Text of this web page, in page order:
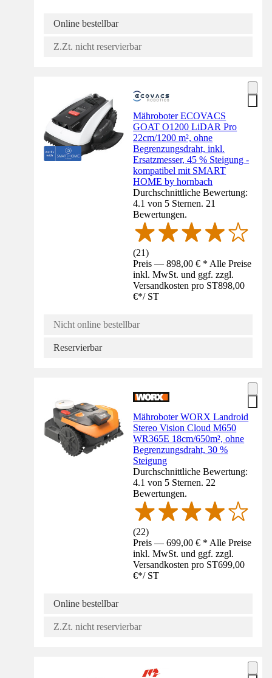
Online bestellbar
Z.Zt. nicht reservierbar
Mähroboter ECOVACS
GOAT O1200 LiDAR Pro
22cm/1200 m², ohne
Begrenzungsdraht, inkl.
Ersatzmesser, 45 % Steigung -
kompatibel mit SMART
HOME by hornbach
Durchschnittliche Bewertung:
4.1 von 5 Sternen. 21
Bewertungen.
(21)
Preis — 898,00 € * Alle Preise
inkl. MwSt. und ggf. zzgl.
Versandkosten pro ST898,00
€*/ ST
Nicht online bestellbar
Reservierbar
Mähroboter WORX Landroid
Stereo Vision Cloud M650
WR365E 18cm/650m², ohne
Begrenzungsdraht, 30 %
Steigung
Durchschnittliche Bewertung:
4.1 von 5 Sternen. 22
Bewertungen.
(22)
Preis — 699,00 € * Alle Preise
inkl. MwSt. und ggf. zzgl.
Versandkosten pro ST699,00
€*/ ST
Online bestellbar
Z.Zt. nicht reservierbar